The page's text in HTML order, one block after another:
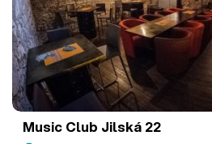
Music Club Jilská 22